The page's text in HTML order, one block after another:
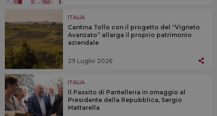
ITALIA
Cantina Tollo con il progetto del “Vigneto
Avanzato” allarga il proprio patrimonio
aziendale
29 Luglio 2026
ITALIA
Il Passito di Pantelleria in omaggio al
Presidente della Repubblica, Sergio
Mattarella